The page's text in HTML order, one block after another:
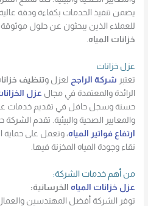
يضمن تنفيذ الخدمات بكفاءة ودقة عالية،
للعملاء الذين يبحثون عن حلول
خزانات المياه.
عزل خزانات
تعتبر شركة الراجح لعزل وتنظيف
الرائدة والمعتمدة في مجال عزل
حسنة وسجل حافل في تقديم خدمات
والمعايير الصحية والبيئية. تقدم
ارتفاع فواتير المياه، وتعمل على حماية
نقاء وجودة المياه المخزنة فيها.
من أهم خدمات الشركة:
عزل خزانات المياه الخرسانية:
توفر الشركة أفضل المهندسين والعمال